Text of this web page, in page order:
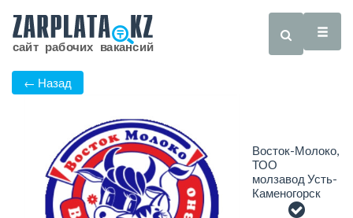
← Назад
Восток-Молоко,
ТОО
молзавод Усть-
Каменогорск